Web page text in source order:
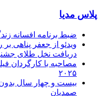
پلاس مدیا
ضبط برنامه افسانه
ویدئو از جعفر پناهی
دریافت نخل طلای
مصاحبه با کارگردان
۲۰۲۵
بیست و چهار سال بدون
صمدیان